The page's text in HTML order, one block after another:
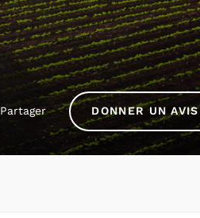
Partager DONNER UN AVIS